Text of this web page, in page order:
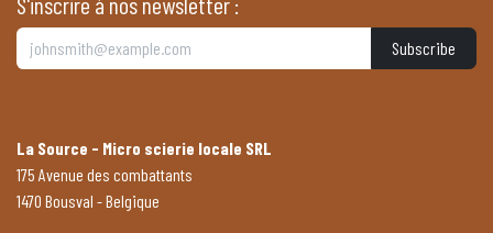
Subscribe
La Source - Micro scierie locale SRL
175 Avenue des combattants
1470 Bousval - Belgique